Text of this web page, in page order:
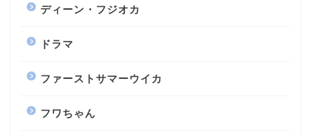
ディーン・フジオカ
ドラマ
ファーストサマーウイカ
フワちゃん